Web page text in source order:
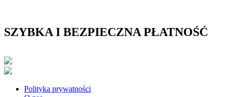
SZYBKA I BEZPIECZNA PŁATNOŚĆ
Polityka prywatności